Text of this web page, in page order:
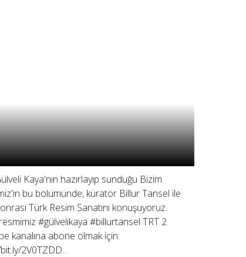
Kaya'nın hazırlayıp sunduğu Bizim
bu bölümünde, küratör Billur Tansel ile
Türk Resim Sanatını konuşuyoruz.
#gülvelikaya #billurtansel TRT 2
kanalına abone olmak için:
2V0TZDD...